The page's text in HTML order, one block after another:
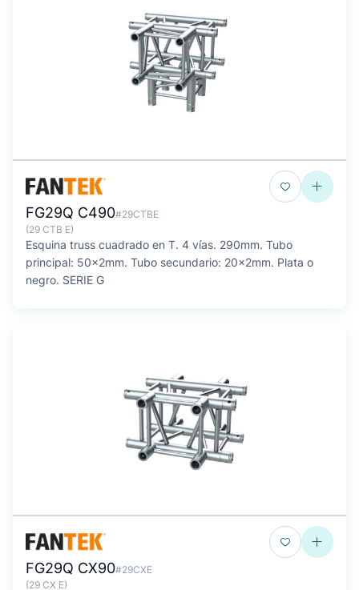
FG29Q C490#29CTBE
(29 CTB E)
Esquina truss cuadrado en T. 4 vías. 290mm. Tubo
principal: 50x2mm. Tubo secundario: 20x2mm. Plata o
negro. SERIE G
FG29Q CX90#29CXE
(29 CX E)